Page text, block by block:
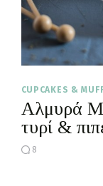
CUPCAKES &
Αλμυρά
τυρί &
8